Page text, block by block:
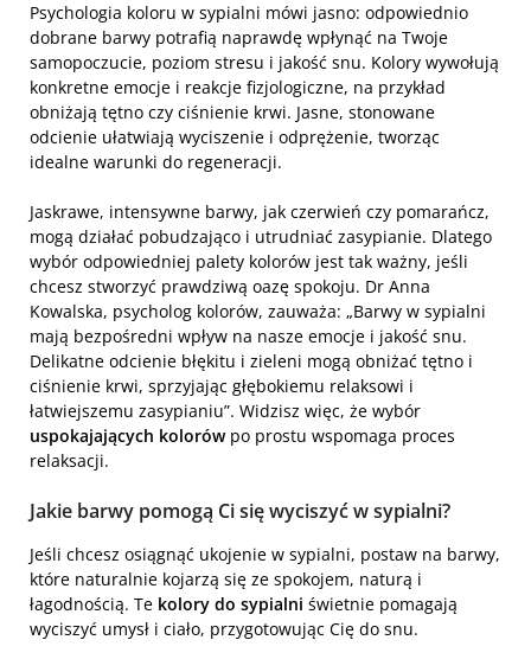
Psychologia koloru w sypialni mówi jasno: odpowiednio
dobrane barwy potrafią naprawdę wpłynąć na Twoje
samopoczucie, poziom stresu i jakość snu. Kolory wywołują
konkretne emocje i reakcje fizjologiczne, na przykład
obniżają tętno czy ciśnienie krwi. Jasne, stonowane
odcienie ułatwiają wyciszenie i odprężenie, tworząc
idealne warunki do regeneracji.
Jaskrawe, intensywne barwy, jak czerwień czy pomarańcz,
mogą działać pobudzająco i utrudniać zasypianie. Dlatego
wybór odpowiedniej palety kolorów jest tak ważny, jeśli
chcesz stworzyć prawdziwą oazę spokoju. Dr Anna
Kowalska, psycholog kolorów, zauważa: „Barwy w sypialni
mają bezpośredni wpływ na nasze emocje i jakość snu.
Delikatne odcienie błękitu i zieleni mogą obniżać tętno i
ciśnienie krwi, sprzyjając głębokiemu relaksowi i
łatwiejszemu zasypianiu”. Widzisz więc, że wybór
uspokajających kolorówpo prostu wspomaga proces
relaksacji.
Jakie barwy pomogą Ci się wyciszyć w sypialni?
Jeśli chcesz osiągnąć ukojenie w sypialni, postaw na barwy,
które naturalnie kojarzą się ze spokojem, naturą i
łagodnością. Te kolory do sypialni świetnie pomagają
wyciszyć umysł i ciało, przygotowując Cię do snu.